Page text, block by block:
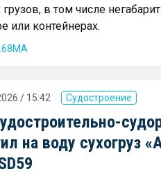
в том числе
или контейнерах.
/ 15:42 Судостроение
на воду сухогруз